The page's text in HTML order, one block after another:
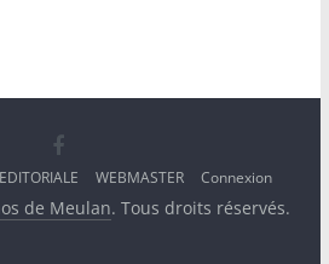
WEBMASTER Connexion
de Meulan. Tous droits réservés.